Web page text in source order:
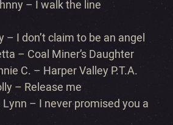
– I walk the line
– I don’t claim to be an angel
– Coal Miner’s Daughter
C. – Harper Valley P.T.A.
– Release me
– I never promised you a